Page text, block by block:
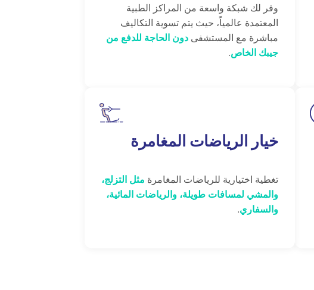
وفر لك شبكة واسعة من المراكز الطبية
المعتمدة عالمياً، حيث يتم تسوية التكاليف
مباشرة مع المستشفى دون الحاجة للدفع من
جيبك الخاص.
خيار الرياضات المغامرة
تغطية اختيارية للرياضات المغامرة مثل التزلج،
والمشي لمسافات طويلة، والرياضات المائية،
والسفاري.